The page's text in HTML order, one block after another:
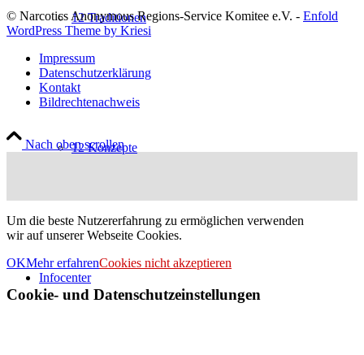
12 Traditionen
12 Konzepte
Infocenter
© Narcotics Anonymous Regions-Service Komitee e.V. - Enfold
WordPress Theme by Kriesi
Impressum
Datenschutzerklärung
Kontakt
Bildrechtenachweis
Nach oben scrollen
Um die beste Nutzererfahrung zu ermöglichen verwenden
wir auf unserer Webseite Cookies.
OKMehr erfahrenCookies nicht akzeptieren
Cookie- und Datenschutzeinstellungen